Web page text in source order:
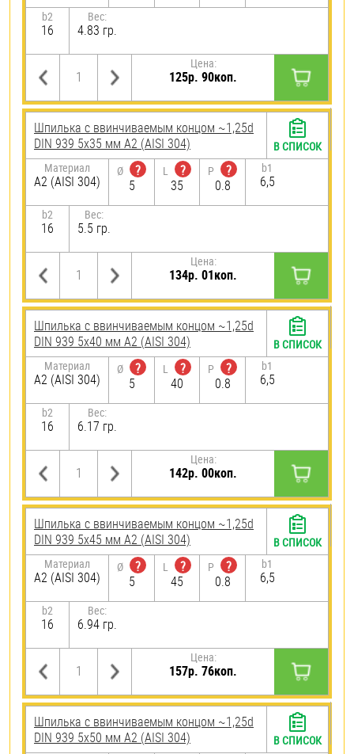
b2
16
Вес:
4.83 гр.
Цена:
125р. 90коп.
Шпилька c ввинчиваемым концом ~1,25d
DIN 939 5х35 мм А2 (AISI 304)
Материал
А2 (AISI 304)
Ø
?
5
L
?
35
P
?
0.8
b1
6,5
b2
16
Вес:
5.5 гр.
Цена:
134р. 01коп.
В СПИСОК
Шпилька c ввинчиваемым концом ~1,25d
DIN 939 5х40 мм А2 (AISI 304)
Материал
А2 (AISI 304)
Ø
?
5
L
?
40
P
?
0.8
b1
6,5
b2
16
Вес:
6.17 гр.
Цена:
142р. 00коп.
В СПИСОК
Шпилька c ввинчиваемым концом ~1,25d
DIN 939 5х45 мм А2 (AISI 304)
Материал
А2 (AISI 304)
Ø
?
5
L
?
45
P
?
0.8
b1
6,5
b2
16
Вес:
6.94 гр.
Цена:
157р. 76коп.
В СПИСОК
Шпилька c ввинчиваемым концом ~1,25d
DIN 939 5х50 мм А2 (AISI 304)
В СПИСОК